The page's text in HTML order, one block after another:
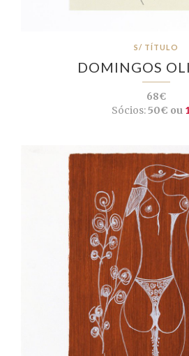
S/ TÍTULO
DOMINGOS
68€
Sócios:50€ ou